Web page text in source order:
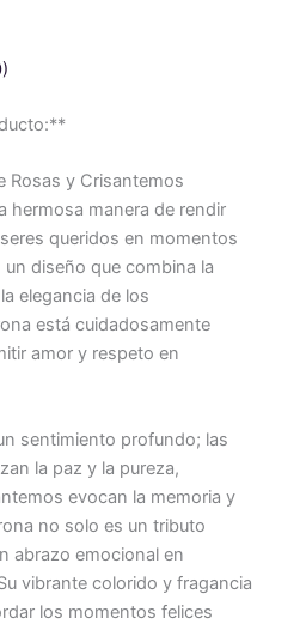
Rosas y Crisantemos
hermosa manera de rendir
queridos en momentos
diseño que combina la
elegancia de los
está cuidadosamente
amor y respeto en
sentimiento profundo; las
la paz y la pureza,
evocan la memoria y
no solo es un tributo
abrazo emocional en
vibrante colorido y fragancia
los momentos felices